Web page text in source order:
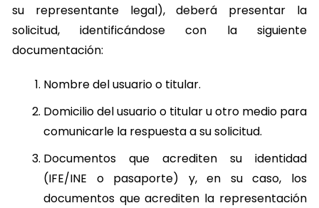
su representante legal), deberá presentar la
solicitud, identificándose con la siguiente
documentación:
Nombre del usuario o titular.
Domicilio del usuario o titular u otro medio para
comunicarle la respuesta a su solicitud.
Documentos que acrediten su identidad
(IFE/INE o pasaporte) y, en su caso, los
documentos que acrediten la representación